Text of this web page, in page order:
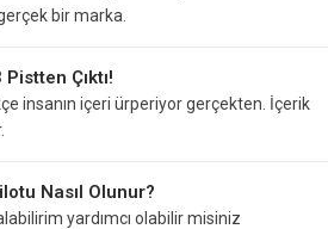
bir marka.
Pistten Çıktı!
insanın içeri ürperiyor gerçekten. İçerik
Nasıl Olunur?
yardımcı olabilir misiniz